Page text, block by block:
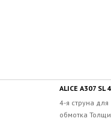
ALICE A307 SL 4
4-я струна
обмотка